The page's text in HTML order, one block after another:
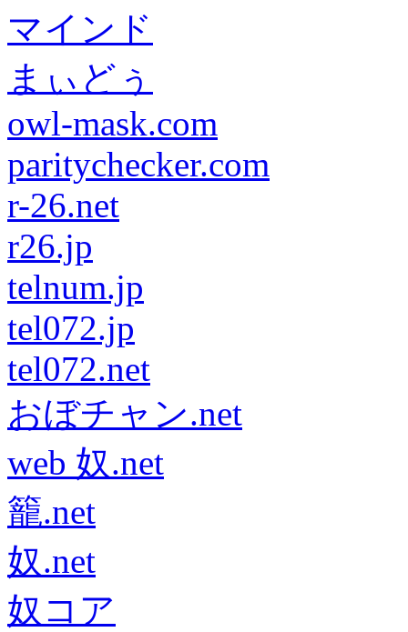
マインド
まぃどぅ
owl-mask.com
paritychecker.com
r-26.net
r26.jp
telnum.jp
tel072.jp
tel072.net
おぼチャン.net
web 奴.net
籠.net
奴.net
奴コア